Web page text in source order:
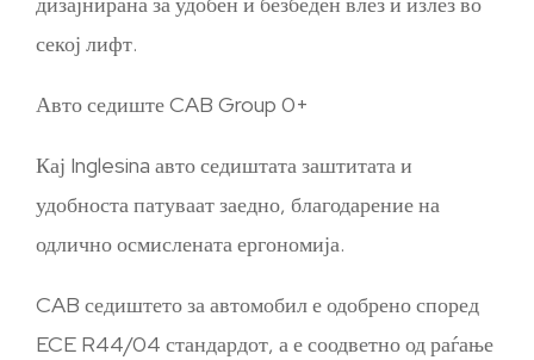
секој лифт.
Авто седиште CAB Group 0+
Кај Inglesina авто седиштата заштитата и
удобноста патуваат заедно, благодарение на
одлично осмислената ергономија.
CAB седиштето за автомобил е одобрено според
ECE R44/04 стандардот, а е соодветно од раѓање